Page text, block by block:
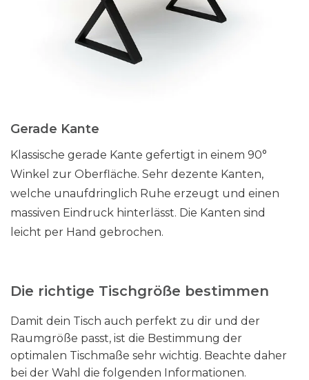
Gerade Kante
Klassische gerade Kante gefertigt in einem 90°
Winkel zur Oberfläche. Sehr dezente Kanten,
welche unaufdringlich Ruhe erzeugt und einen
massiven Eindruck hinterlässt. Die Kanten sind
leicht per Hand gebrochen.
Die richtige Tischgröße bestimmen
Damit dein Tisch auch perfekt zu dir und der
Raumgröße passt, ist die Bestimmung der
optimalen Tischmaße sehr wichtig. Beachte daher
bei der Wahl die folgenden Informationen.